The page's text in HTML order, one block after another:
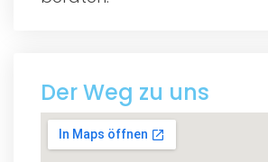
Der Weg zu uns